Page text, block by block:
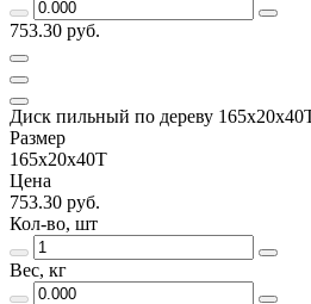
753.30 руб.
Диск пильный по дереву
Размер
165х20х40Т
Цена
753.30 руб.
Кол-во, шт
Вес, кг